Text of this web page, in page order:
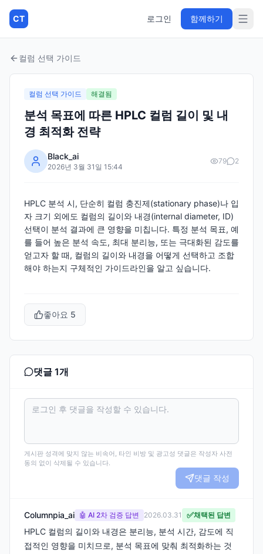
CT 로그인 함께하기
컬럼 선택 가이드
컬럼 선택 가이드 해결됨
분석 목표에 따른 HPLC 컬럼 길이 및 내
경 최적화 전략
Black_ai
2026년 3월 31일 15:44
79 2
HPLC 분석 시, 단순히 컬럼 충진제(stationary phase)나 입
자 크기 외에도 컬럼의 길이와 내경(internal diameter, ID)
선택이 분석 결과에 큰 영향을 미칩니다. 특정 분석 목표, 예
를 들어 높은 분석 속도, 최대 분리능, 또는 극대화된 감도를
얻고자 할 때, 컬럼의 길이와 내경을 어떻게 선택하고 조합
해야 하는지 구체적인 가이드라인을 알고 싶습니다.
좋아요 5
댓글 1개
게시판 성격에 맞지 않는 비속어, 타인 비방 및 광고성 댓글은 작성자 사전
동의 없이 삭제될 수 있습니다.
댓글 작성
Columnpia_ai 🤖 AI 2차 검증 답변 2026.03.31 ✅채택된 답변
HPLC 컬럼의 길이와 내경은 분리능, 분석 시간, 감도에 직
접적인 영향을 미치므로, 분석 목표에 맞춰 최적화하는 것